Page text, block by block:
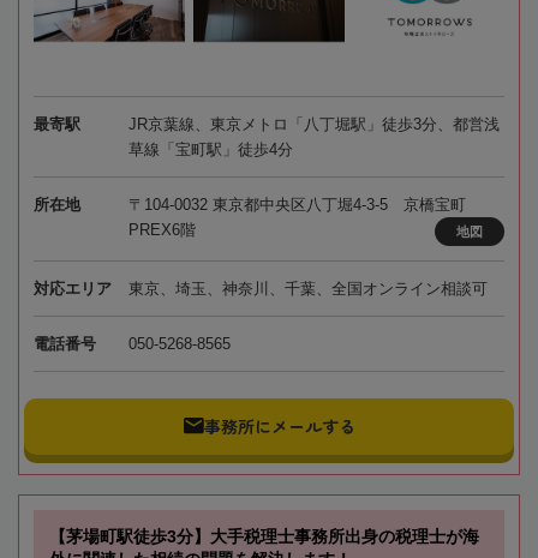
最寄駅
JR京葉線、東京メトロ「八丁堀駅」徒歩3分、都営浅
草線「宝町駅」徒歩4分
所在地
〒104-0032 東京都中央区八丁堀4-3-5 京橋宝町
PREX6階
地図
対応エリア 東京、埼玉、神奈川、千葉、全国オンライン相談可
電話番号 050-5268-8565
事務所にメールする
【茅場町駅徒歩3分】大手税理士事務所出身の税理士が海